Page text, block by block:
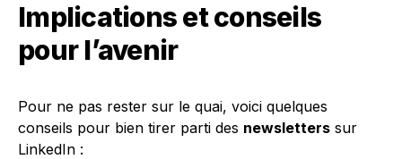
Implications et conseils
pour l’avenir
Pour ne pas rester sur le quai, voici quelques
conseils pour bien tirer parti des newsletters sur
LinkedIn :